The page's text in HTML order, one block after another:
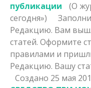
публикации
(О
сегодня»)
Редакцию. Вам
статей. Оформите
правилами и
Редакцию. Вашу
Создано 25 мая